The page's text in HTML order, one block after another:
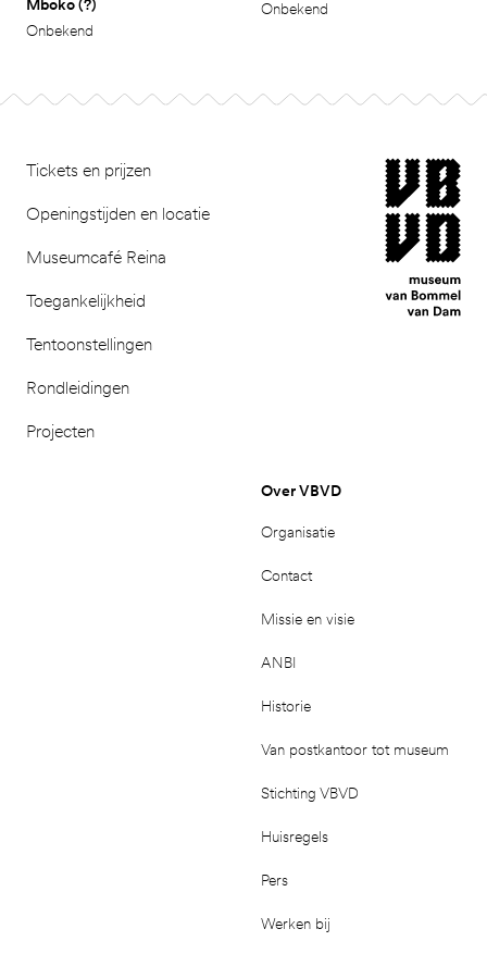
Mboko (?)
Onbekend
Onbekend
Tickets en prijzen
Openingstijden en locatie
Museumcafé Reina
Toegankelijkheid
Tentoonstellingen
Rondleidingen
Projecten
museum van
Over VBVD
Organisatie
Contact
Missie en visie
ANBI
Historie
Van postkantoor tot museum
Stichting VBVD
Huisregels
Pers
Werken bij